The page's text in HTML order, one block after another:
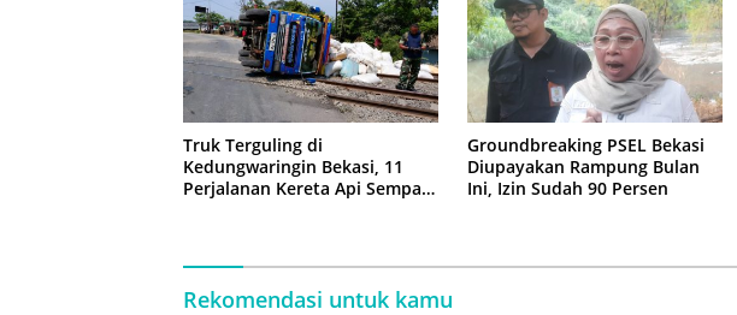
Truk Terguling di
Kedungwaringin Bekasi, 11
Perjalanan Kereta Api Sempat
Groundbreaking PSEL Bekasi
Diupayakan Rampung Bulan
Ini, Izin Sudah 90 Persen
Rekomendasi untuk kamu